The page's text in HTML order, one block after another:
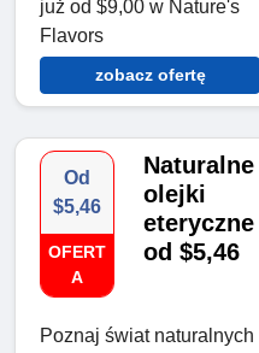
już od $9,00 w Nature's
Flavors
zobacz ofertę
Od
$5,46
OFERT
A
Naturalne
olejki
eteryczne
od $5,46
Poznaj świat naturalnych